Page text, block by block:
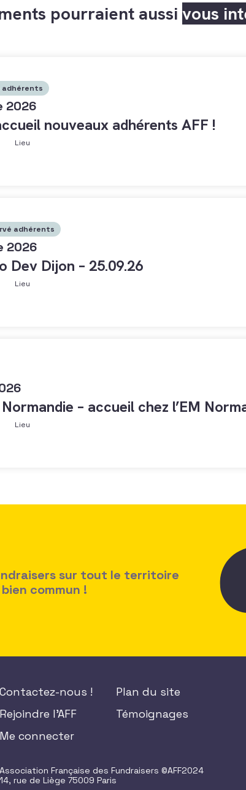
pourraient aussi vous
adhérents
2026
nouveaux adhérents AFF !
Lieu
adhérents
2026
Dev Dijon – 25.09.26
Lieu
– accueil chez l’EM
Lieu
sur tout le territoire
commun !
Contactez-nous !
Rejoindre l'AFF
Me connecter
Plan du site
Témoignages
Association Française des Fundraisers ©AFF2024
14, rue de Liège 75009 Paris